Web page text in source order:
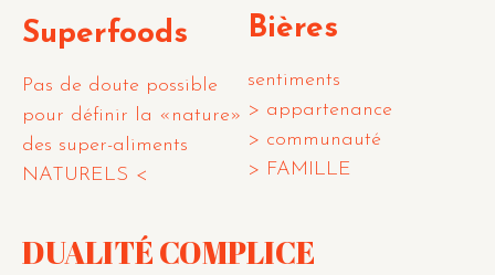
Superfoods
Pas de doute possible
pour définir la «nature»
des super-aliments
NATURELS <
Bières
sentiments
> appartenance
> communauté
> FAMILLE
DUALITÉ COMPLICE